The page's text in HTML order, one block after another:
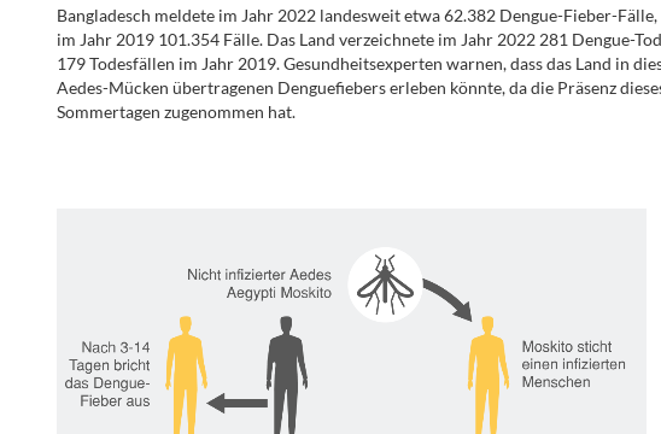
Bangladesch meldete im Jahr 2022 landesweit etwa 62.382 Dengue-Fieber-
im Jahr 2019 101.354 Fälle. Das Land verzeichnete im Jahr 2022 281 Dengue-
179 Todesfällen im Jahr 2019. Gesundheitsexperten warnen, dass das Land in
Aedes-Mücken übertragenen Denguefiebers erleben könnte, da die Präsenz
Sommertagen zugenommen hat.